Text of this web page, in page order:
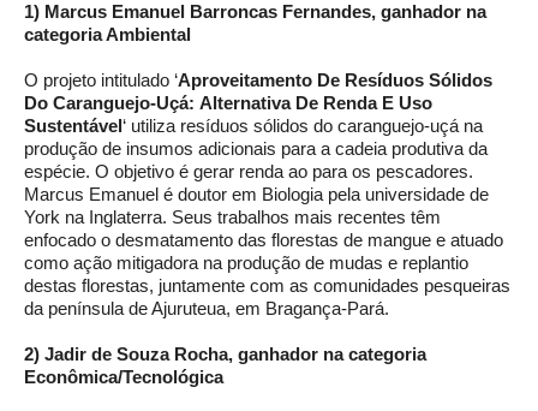
1) Marcus Emanuel Barroncas Fernandes, ganhador na
categoria Ambiental
O projeto intitulado ‘Aproveitamento De Resíduos Sólidos
Do Caranguejo-Uçá: Alternativa De Renda E Uso
Sustentável‘ utiliza resíduos sólidos do caranguejo-uçá na
produção de insumos adicionais para a cadeia produtiva da
espécie. O objetivo é gerar renda ao para os pescadores.
Marcus Emanuel é doutor em Biologia pela universidade de
York na Inglaterra. Seus trabalhos mais recentes têm
enfocado o desmatamento das florestas de mangue e atuado
como ação mitigadora na produção de mudas e replantio
destas florestas, juntamente com as comunidades pesqueiras
da península de Ajuruteua, em Bragança-Pará.
2) Jadir de Souza Rocha, ganhador na categoria
Econômica/Tecnológica